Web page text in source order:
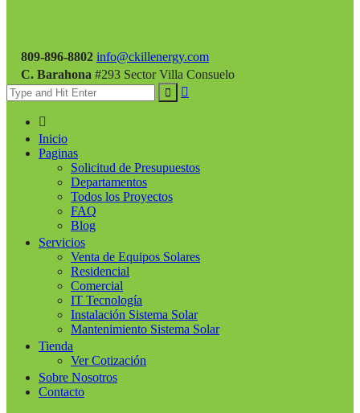
809-896-8802 info@ckillenergy.com
C. Barahona #293 Sector Villa Consuelo
Inicio
Paginas
Solicitud de Presupuestos
Departamentos
Todos los Proyectos
FAQ
Blog
Servicios
Venta de Equipos Solares
Residencial
Comercial
IT Tecnología
Instalación Sistema Solar
Mantenimiento Sistema Solar
Tienda
Ver Cotización
Sobre Nosotros
Contacto